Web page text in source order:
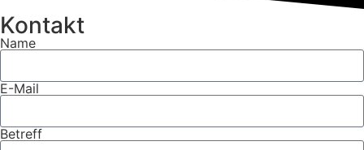
Kontakt
Name
E-Mail
Betreff